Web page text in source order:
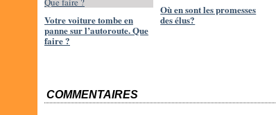
Votre voiture tombe en
panne sur l’autoroute. Que
faire ?
Où en sont les promesses
des élus?
COMMENTAIRES